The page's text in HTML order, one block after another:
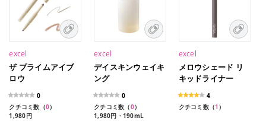
excel
ザ プライムアイブ
ロウ
0
クチコミ数（0）
1,980円
excel
デイスキンウェイキ
ング
0
クチコミ数（0）
1,980円・190mL
excel
メロウシェード リ
キッドライナー
4
クチコミ数（1 ）